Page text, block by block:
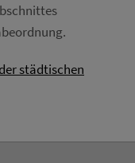
Google Maps sein
städtischen